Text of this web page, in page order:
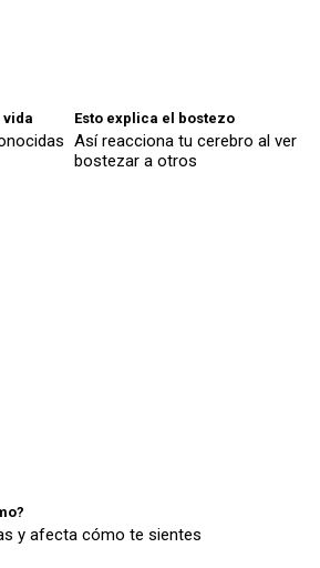
vida Esto explica el bostezo
Así reacciona tu cerebro al ver
bostezar a otros
y afecta cómo te sientes